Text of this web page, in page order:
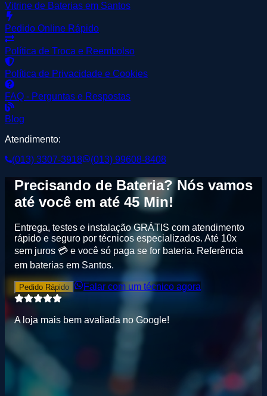
Vitrine de Baterias em Santos
Pedido Online Rápido
Política de Troca e Reembolso
Política de Privacidade e Cookies
FAQ - Perguntas e Respostas
Blog
Atendimento:
(013) 3307-3918
(013) 99608-8408
Precisando de Bateria? Nós vamos
até você em até 45 Min!
Entrega, testes e instalação GRÁTIS com atendimento
rápido e seguro por técnicos especializados. Até 10x
sem juros 💳 e você só paga se for bateria. Referência
em baterias em Santos.
Pedido Rápido Falar com um técnico agora
A loja mais bem avaliada no Goog e!